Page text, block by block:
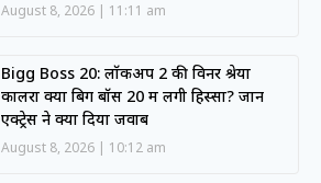
August 8, 2026 11:11 am
Bigg Boss 20: लॉकअप 2 की विनर श्रेया
कालरा क्या बिग बॉस 20 में लेंगी हिस्सा? जानें
एक्ट्रेस ने क्या दिया जवाब
August 8, 2026 10:12 am